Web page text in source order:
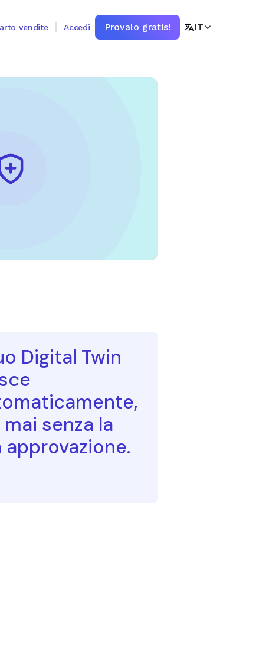
vendite Accedi Provalo gratis! IT
Digital Twin
mai senza la
approvazione.